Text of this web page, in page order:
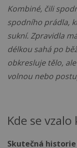
Kombiné, čili
spodního prádla,
sukní. Zpravidla
délkou sahá po
obkresluje tělo,
volnou nebo
Kde se
Skutečná historie